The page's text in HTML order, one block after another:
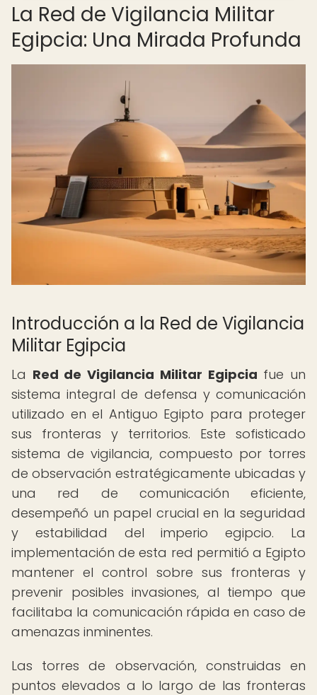
La Red de Vigilancia Militar
Egipcia: Una Mirada Profunda
Introducción a la Red de Vigilancia
Militar Egipcia
La Red de Vigilancia Militar Egipcia fue un
sistema integral de defensa y comunicación
utilizado en el Antiguo Egipto para proteger
sus fronteras y territorios. Este sofisticado
sistema de vigilancia, compuesto por torres
de observación estratégicamente ubicadas y
una red de comunicación eficiente,
desempeñó un papel crucial en la seguridad
y estabilidad del imperio egipcio. La
implementación de esta red permitió a Egipto
mantener el control sobre sus fronteras y
prevenir posibles invasiones, al tiempo que
facilitaba la comunicación rápida en caso de
amenazas inminentes.
Las torres de observación, construidas en
puntos elevados a lo largo de las fronteras